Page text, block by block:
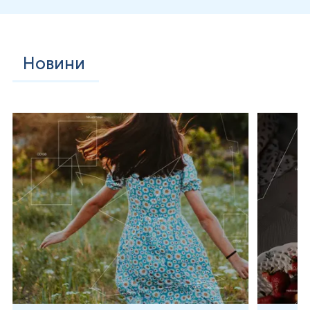
швидко адаптуватися до нових антимікробних методів
лікування спостерігалася кілька разів з 1930-х років, що
(хоча деякі мають паличкоподібну форму та
зустрічаються парами або короткими ланцюжками), які
потребують поживних добавок для росту в
лабораторних культурах. Вони є факультативними
внутрішньоклітинними патогенами, що означає, що вони
здатні зберігатися та колонізуватись у клітинах хазяїна, але
також можуть розмножуватися поза клітинним
середовищем господаря. Зазвичай з’являються парами
(диплококи), що нагадують форму кавових зерен. Члени
цього роду не утворюють ендоспор і є нерухомими, за
винятком патогенних видів, які здатні рухатися за
допомогою посмикувальної рухливості; більшість також
є облігатними аеробами. З 17 видів, які колонізують
людину, лише два є патогенними: N. gonorrhoeae, який
викликає гонорею, і N. meningitidis, головний збудник
бактеріального менінгіту.
На відміну від інших видів Neisseria, які також можуть
Новини